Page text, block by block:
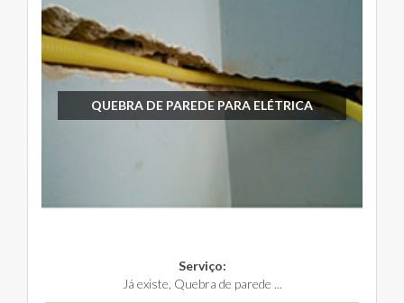
QUEBRA DE PAREDE PARA ELÉTRICA
Serviço:
Já existe, Quebra de parede ...